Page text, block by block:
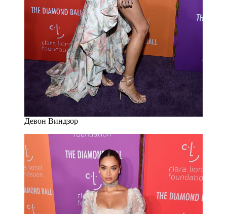
Девон Виндзор